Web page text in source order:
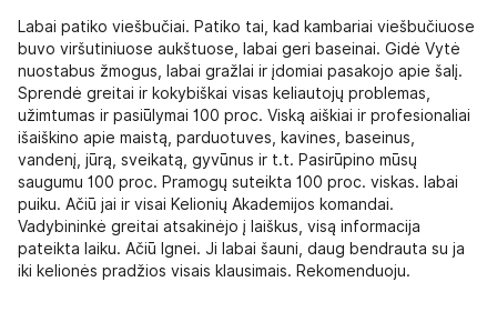
Labai patiko viešbučiai. Patiko tai, kad kambariai viešbučiuose
buvo viršutiniuose aukštuose, labai geri baseinai. Gidė Vytė
nuostabus žmogus, labai gražIai ir įdomiai pasakojo apie šalį.
Sprendė greitai ir kokybiškai visas keliautojų problemas,
užimtumas ir pasiūlymai 100 proc. Viską aiškiai ir profesionaliai
išaiškino apie maistą, parduotuves, kavines, baseinus,
vandenį, jūrą, sveikatą, gyvūnus ir t.t. Pasirūpino mūsų
saugumu 100 proc. Pramogų suteikta 100 proc. viskas. labai
puiku. Ačiū jai ir visai Kelionių Akademijos komandai.
Vadybininkė greitai atsakinėjo į laiškus, visą informacija
pateikta laiku. Ačiū Ignei. Ji labai šauni, daug bendrauta su ja
iki kelionės pradžios visais klausimais. Rekomenduoju.